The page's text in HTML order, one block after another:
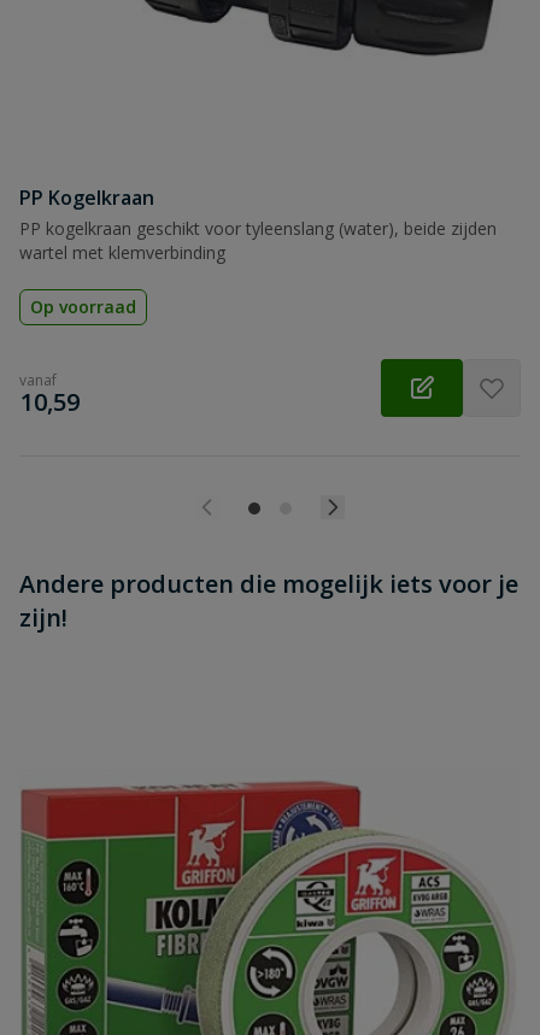
Beoordeling versturen
PP Kogelkraan
PP kogelkraan geschikt voor tyleenslang (water), beide zijden
wartel met klemverbinding
Op voorraad
vanaf
€
10,59
Andere producten die mogelijk iets voor je
zijn!